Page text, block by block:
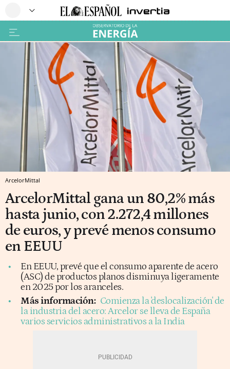
ArcelorMittal
ArcelorMittal gana un 80,2% más
hasta junio, con 2.272,4 millones
de euros, y prevé menos consumo
en EEUU
En EEUU, prevé que el consumo aparente de acero
(ASC) de productos planos disminuya ligeramente
en 2025 por los aranceles.
Más información: Comienza la 'deslocalización' de
la industria del acero: Arcelor se lleva de España
varios servicios administrativos a la India